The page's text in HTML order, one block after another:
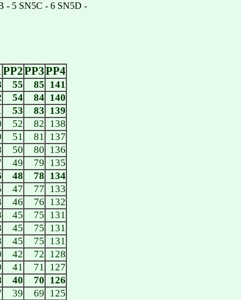
- 5 SN5C - 6 SN5D -
PP2PP3PP4
55 85 141
54 84 140
53 83 139
52 82 138
51 81 137
50 80 136
49 79 135
48 78 134
47 77 133
46 76 132
45 75 131
45 75 131
45 75 131
42 72 128
41 71 127
40 70 126
39 69 125